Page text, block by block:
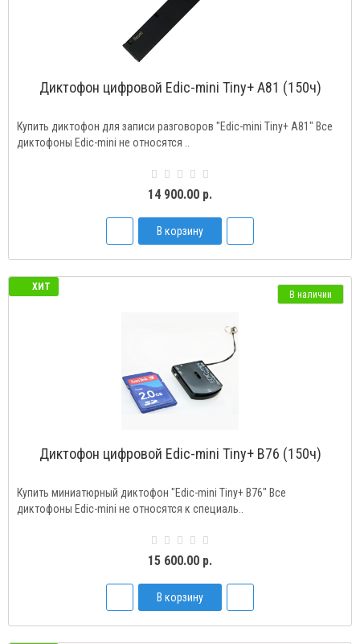
Диктофон цифровой Edic-mini Tiny+ A81 (150ч)
Купить диктофон для записи разговоров "Edic-mini Tiny+ A81" Все
диктофоны Edic-mini не относятся ..
14 900.00 р.
В корзину
ХИТ
В наличии
Диктофон цифровой Edic-mini Tiny+ В76 (150ч)
Купить миниатюрный диктофон "Ediс-mini Tiny+ B76" Все
диктофоны Edic-mini не относятся к специаль..
15 600.00 р.
В корзину